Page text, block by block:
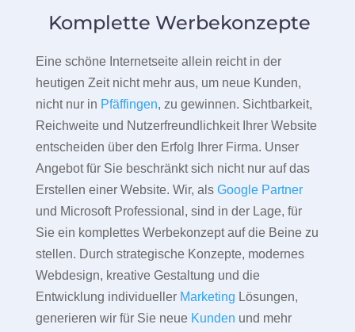
Komplette Werbekonzepte
Eine schöne Internetseite allein reicht in der
heutigen Zeit nicht mehr aus, um neue Kunden,
nicht nur in Pfäffingen, zu gewinnen. Sichtbarkeit,
Reichweite und Nutzerfreundlichkeit Ihrer Website
entscheiden über den Erfolg Ihrer Firma. Unser
Angebot für Sie beschränkt sich nicht nur auf das
Erstellen einer Website. Wir, als Google Partner
und Microsoft Professional, sind in der Lage, für
Sie ein komplettes Werbekonzept auf die Beine zu
stellen. Durch strategische Konzepte, modernes
Webdesign, kreative Gestaltung und die
Entwicklung individueller Marketing Lösungen,
generieren wir für Sie neue Kunden und mehr